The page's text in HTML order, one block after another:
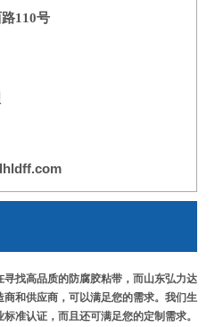
们联系
110号
寻找高品质的防腐胶粘带 ，而山东弘力达
商和供应商，可以满足您的需求。我们生
准认证，而且还可满足您的定制需求。